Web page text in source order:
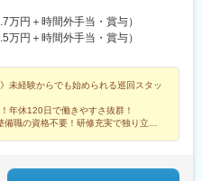
円＋時間外手当・賞与）
円＋時間外手当・賞与）
未経験からでも始められる巡回スタッ
年休120日で働きやすさ抜群！
職の資格不要！研修充実で独り立ち